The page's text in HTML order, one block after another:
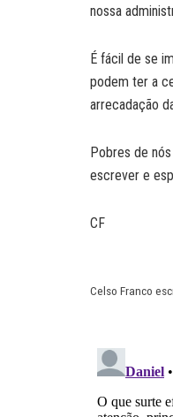
nossa
É fácil de se
podem ter a
arrecadação
Pobres de
escrever e
CF
Celso Franco